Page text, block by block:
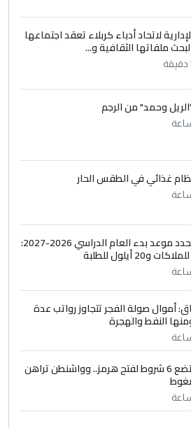
الطلاب الأوائل على العراق
احمد الصافي في العتبات
الفيس بوك وتويتر
لاتحاد أدباء كربلاء تعقد اجتماعها
ملفاتها الثقافية و...
وحمد" من الرجم
غذائي في الطقس الحار
التربية تحدد موعد بدء العام الدراسي 2026-2027:
أموال صولة الفجر تتجاوز رواتب عدة
النفط والهجرة
طهران تضع 6 شروط لفتح هرمز.. وواشنطن تراهن